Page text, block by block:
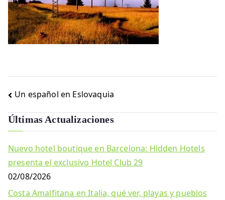
Navegación
de
entradas
Un español en Eslovaquia
Últimas Actualizaciones
Nuevo hotel boutique en Barcelona: Hidden Hotels
presenta el exclusivo Hotel Club 29
02/08/2026
Costa Amalfitana en Italia, qué ver, playas y pueblos